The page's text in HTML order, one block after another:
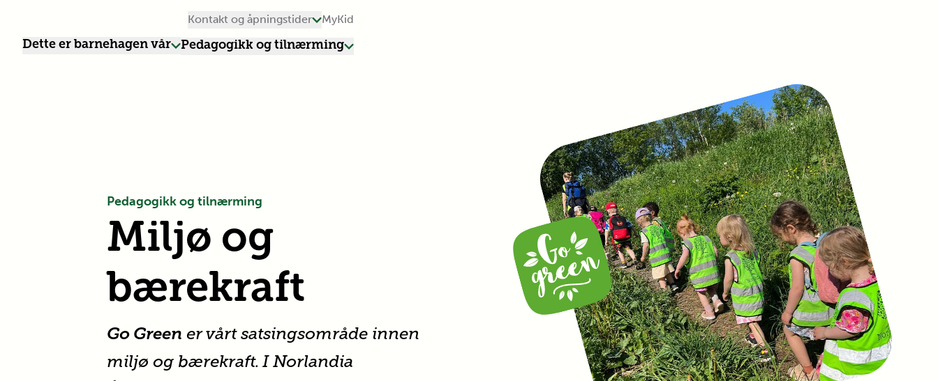
Kontakt og åpningstider
MyKid
Dette er barnehagen vår
Pedagogikk og tilnærming
Pedagogikk og tilnærming
Miljø og
bærekraft
Go Green er vårt satsingsområde innen
miljø og bærekraft. INorlandia